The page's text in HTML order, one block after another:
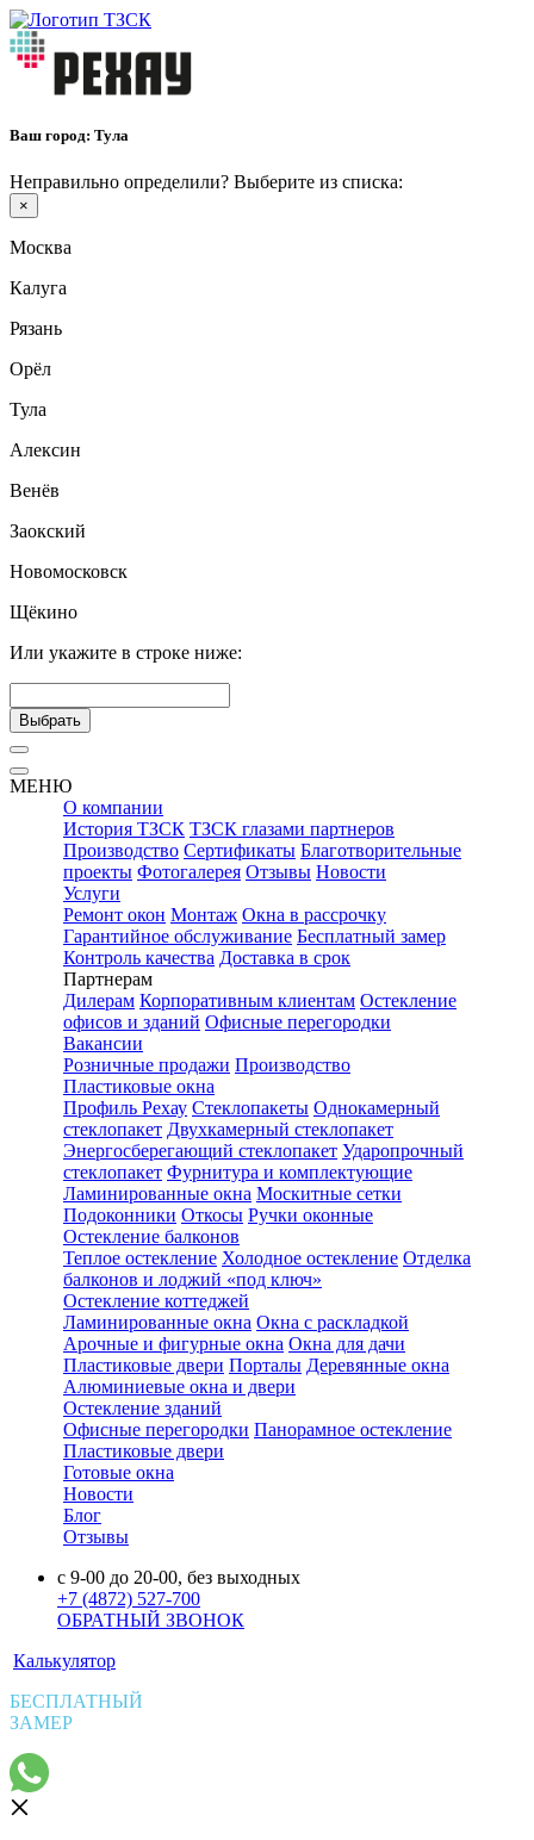
Ваш город: Тула
Неправильно определили? Выберите из списка:
×
Москва
Калуга
Рязань
Орёл
Тула
Алексин
Венёв
Заокский
Новомосковск
Щёкино
Или укажите в строке ниже:
Выбрать
МЕНЮ
О компании
История ТЗСК ТЗСК глазами партнеров
Производство Сертификаты Благотворительные
проекты Фотогалерея Отзывы Новости
Услуги
Ремонт окон Монтаж Окна в рассрочку
Гарантийное обслуживание Бесплатный замер
Контроль качества Доставка в срок
Партнерам
Дилерам Корпоративным клиентам Остекление
офисов и зданий Офисные перегородки
Вакансии
Розничные продажи Производство
Пластиковые окна
Профиль Рехау Стеклопакеты Однокамерный
стеклопакет Двухкамерный стеклопакет
Энергосберегающий стеклопакет Ударопрочный
стеклопакет Фурнитура и комплектующие
Ламинированные окна Москитные сетки
Подоконники Откосы Ручки оконные
Остекление балконов
Теплое остекление Холодное остекление Отделка
балконов и лоджий «под ключ»
Остекление коттеджей
Ламинированные окна Окна с раскладкой
Арочные и фигурные окна Окна для дачи
Пластиковые двери Порталы Деревянные окна
Алюминиевые окна и двери
Остекление зданий
Офисные перегородки Панорамное остекление
Пластиковые двери
Готовые окна
Новости
Блог
Отзывы
с 9-00 до 20-00, без выходных
+7 (4872) 527-700
ОБРАТНЫЙ ЗВОНОК
Калькулятор
БЕСПЛАТНЫЙ
ЗАМЕР